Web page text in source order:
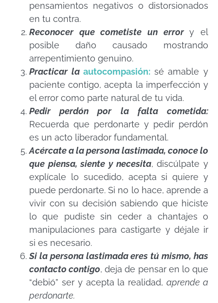
pensamientos negativos o distorsionados
en tu contra.
Reconocer que cometiste un error y el
posible daño causado mostrando
arrepentimiento genuino.
Practicar laautocompasión: sé amable y
paciente contigo, acepta la imperfección y
el error como parte natural de tu vida.
Pedir perdón por la falta cometida:
Recuerda que perdonarte y pedir perdón
es un acto liberador fundamental.
Acércate a la persona lastimada, conoce lo
que piensa, siente y necesita, discúlpate y
explícale lo sucedido, acepta si quiere y
puede perdonarte. Si no lo hace, aprende a
vivir con su decisión sabiendo que hiciste
lo que pudiste sin ceder a chantajes o
manipulaciones para castigarte y déjale ir
si es necesario.
Si la persona lastimada eres tú mismo, has
contacto contigo, deja de pensar en lo que
“debió” ser y acepta la realidad,aprende a
perdonarte.